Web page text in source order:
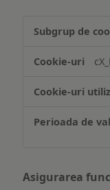
și/sau
informațiilor
pe
dispozitiv
Asigurarea